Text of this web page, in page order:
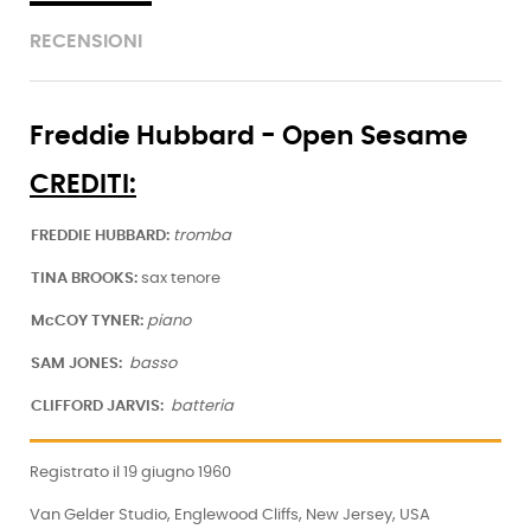
RECENSIONI
Freddie Hubbard - Open Sesame
CREDITI:
FREDDIE HUBBARD: tromba
TINA BROOKS: sax tenore
McCOY TYNER: piano
SAM JONES: basso
CLIFFORD JARVIS: batteria
Registrato il 19 giugno 1960
Van Gelder Studio, Englewood Cliffs, New Jersey, USA